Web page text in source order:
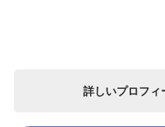
詳しいプロフィ